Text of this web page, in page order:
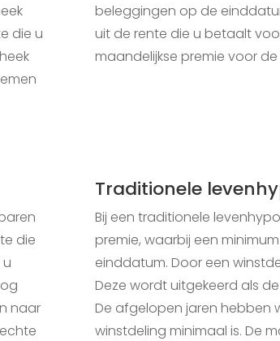
die u
beleggingen op de
uit de rente die u betaalt
maandelijkse premie voor
die
naar
Traditionele
Bij een traditionele
premie, waarbij een
einddatum. Door een
Deze wordt uitgekeerd als
De afgelopen jaren hebben
winstdeling minimaal is. De